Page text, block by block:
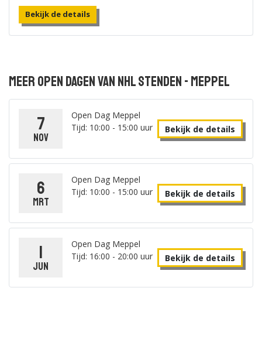
Bekijk de details
Meer open dagen van NHL Stenden - Meppel
7
nov
Open Dag Meppel
Tijd: 10:00 - 15:00 uur
Bekijk de details
6
mrt
Open Dag Meppel
Tijd: 10:00 - 15:00 uur
Bekijk de details
1
jun
Open Dag Meppel
Tijd: 16:00 - 20:00 uur
Bekijk de details